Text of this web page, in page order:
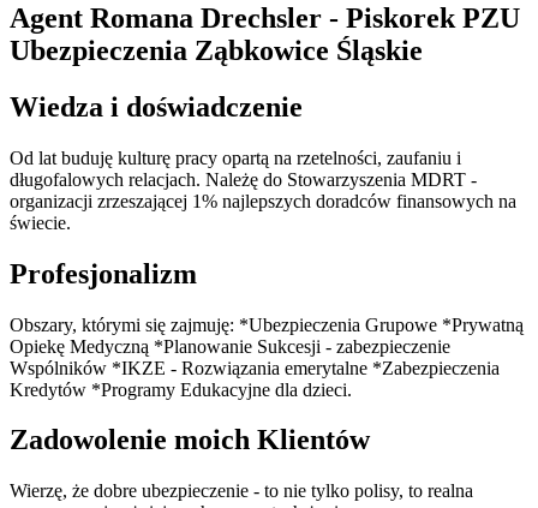
Agent Romana Drechsler - Piskorek PZU
Ubezpieczenia Ząbkowice Śląskie
Wiedza i doświadczenie
Od lat buduję kulturę pracy opartą na rzetelności, zaufaniu i
długofalowych relacjach. Należę do Stowarzyszenia MDRT -
organizacji zrzeszającej 1% najlepszych doradców finansowych na
świecie.
Profesjonalizm
Obszary, którymi się zajmuję: *Ubezpieczenia Grupowe *Prywatną
Opiekę Medyczną *Planowanie Sukcesji - zabezpieczenie
Wspólników *IKZE - Rozwiązania emerytalne *Zabezpieczenia
Kredytów *Programy Edukacyjne dla dzieci.
Zadowolenie moich Klientów
Wierzę, że dobre ubezpieczenie - to nie tylko polisy, to realna